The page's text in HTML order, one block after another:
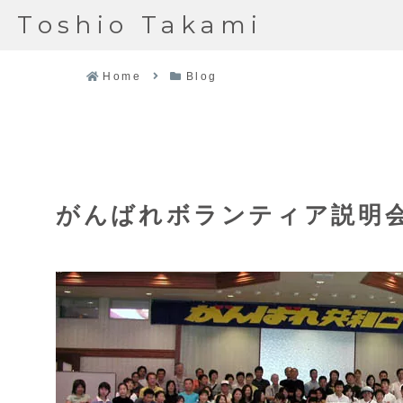
Toshio Takami
Home Blog
がんばれボランティア説明